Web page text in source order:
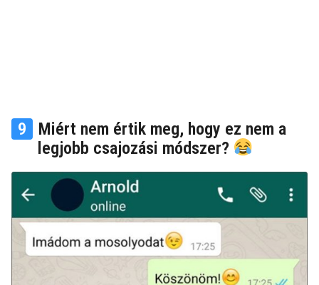
9
Miért nem értik meg, hogy ez nem a
legjobb csajozási módszer?